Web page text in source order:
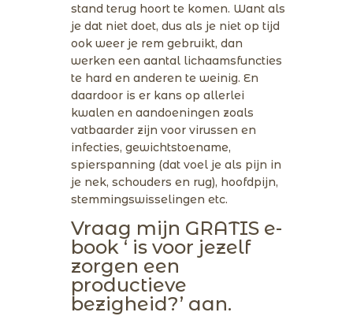
stand terug hoort te komen. Want als
je dat niet doet, dus als je niet op tijd
ook weer je rem gebruikt, dan
werken een aantal lichaamsfuncties
te hard en anderen te weinig. En
daardoor is er kans op allerlei
kwalen en aandoeningen zoals
vatbaarder zijn voor virussen en
infecties, gewichtstoename,
spierspanning (dat voel je als pijn in
je nek, schouders en rug), hoofdpijn,
stemmingswisselingen etc.
Vraag mijn GRATIS e-
book ‘ is voor jezelf
zorgen een
productieve
bezigheid?’ aan.